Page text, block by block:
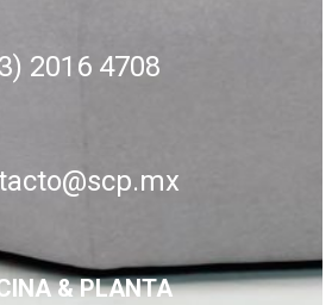
2016 4708
& PLANTA